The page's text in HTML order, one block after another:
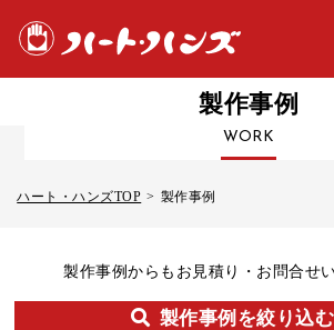
製作事例
WORK
ハート・ハンズTOP 製作事例
製作事例からもお見積り・お問合せ
製作事例を絞り込む